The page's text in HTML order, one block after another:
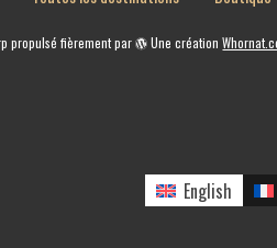
propulsé fièrement par Une création
English